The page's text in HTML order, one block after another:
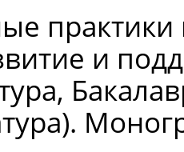
практики
и